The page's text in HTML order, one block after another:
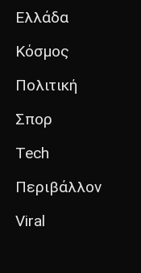
Ελλάδα
Κόσμος
Πολιτική
Σπορ
Tech
Περιβάλλον
Viral